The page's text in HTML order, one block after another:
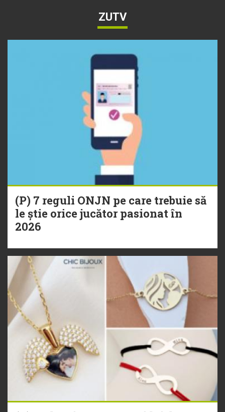
ZUTV
(P) 7 reguli ONJN pe care trebuie să
le știe orice jucător pasionat în
2026